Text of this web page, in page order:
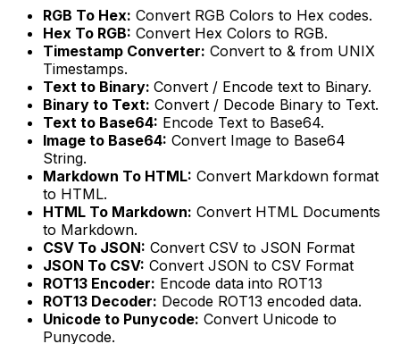
RGB To Hex: Convert RGB Colors to Hex codes.
Hex To RGB: Convert Hex Colors to RGB.
Timestamp Converter: Convert to & from UNIX
Timestamps.
Text to Binary: Convert / Encode text to Binary.
Binary to Text: Convert / Decode Binary to Text.
Text to Base64: Encode Text to Base64.
Image to Base64: Convert Image to Base64
String.
Markdown To HTML: Convert Markdown format
to HTML.
HTML To Markdown: Convert HTML Documents
to Markdown.
CSV To JSON: Convert CSV to JSON Format
JSON To CSV: Convert JSON to CSV Format
ROT13 Encoder: Encode data into ROT13
ROT13 Decoder: Decode ROT13 encoded data.
Unicode to Punycode: Convert Unicode to
Punycode.